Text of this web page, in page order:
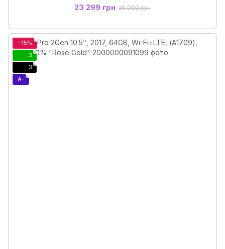
23 299 грн 25 000 грн
−15%
3
3
A-